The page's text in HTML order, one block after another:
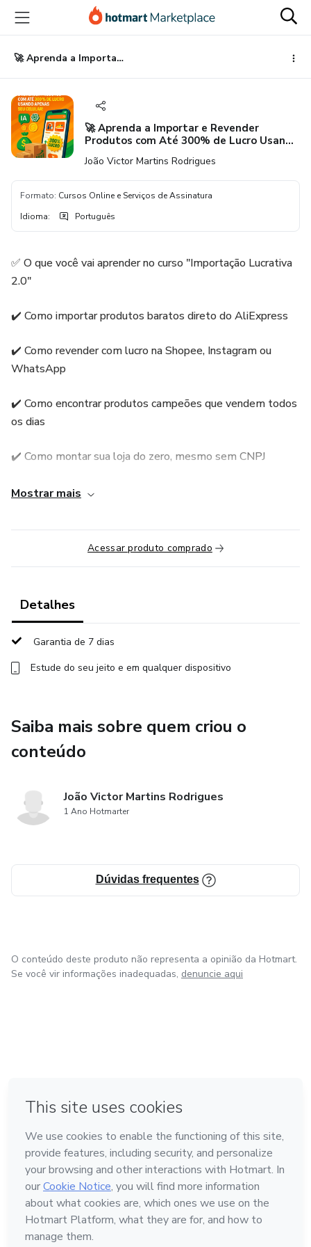
para
conteúdo
principal
para
pagamento
para
rodapé
🚀 Aprenda a Importar e Revender Produtos com Até 300% de Lucro Usando Apenas Seu Celular!
🚀 Aprenda a Importar e Revender
Produtos com Até 300% de Lucro Usando
João Victor Martins Rodrigues
Formato: Cursos Online e Serviços de Assinatura
Idioma: Português
✅ O que você vai aprender no curso "Importação Lucrativa
2.0"
✔️ Como importar produtos baratos direto do AliExpress
✔️ Como revender com lucro na Shopee, Instagram ou
WhatsApp
✔️ Como encontrar produtos campeões que vendem todos
os dias
✔️ Como montar sua loja do zero, mesmo sem CNPJ
✔️ Estratégias de vendas para vender todos os dias
✔️ Bônus: Lista de produtos prontos para revenda em
Mostrar mais
Acessar produto comprado
Detalhes
Garantia de 7 dias
Estude do seu jeito e em qualquer dispositivo
Saiba mais sobre quem criou o
conteúdo
João Victor Martins Rodrigues
1 Ano Hotmarter
Dúvidas frequentes
O conteúdo deste produto não representa a opinião da Hotmart.
Se você vir informações inadequadas, denuncie aqui
Feito com ❤ em Bogotá
Conheça a Hotmart
Idioma
Português